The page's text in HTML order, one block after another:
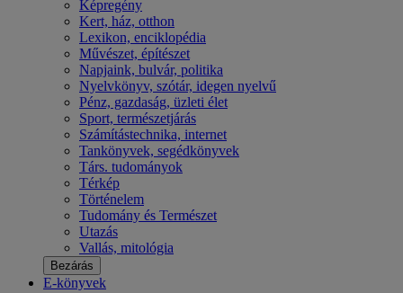
Képregény
Kert, ház, otthon
Lexikon, enciklopédia
Művészet, építészet
Napjaink, bulvár, politika
Nyelvkönyv, szótár, idegen nyelvű
Pénz, gazdaság, üzleti élet
Sport, természetjárás
Számítástechnika, internet
Tankönyvek, segédkönyvek
Társ. tudományok
Térkép
Történelem
Tudomány és Természet
Utazás
Vallás, mitológia
Bezárás
E-könyvek